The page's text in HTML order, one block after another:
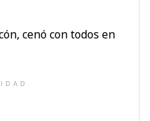
cenó con todos en